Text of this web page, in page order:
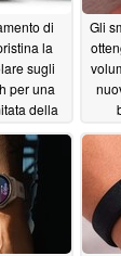
di
la
sugli
per una
della
19/2026
Gli